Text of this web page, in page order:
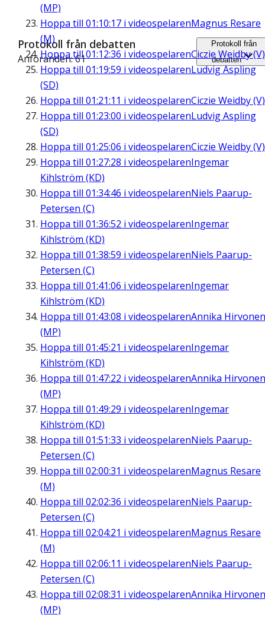
(MP)
Hoppa till 01:10:17 i videospelarenMagnus Resare
(M)
Hoppa till01:12:36 i videospelarenCiczie Weidby (V)
Hoppa till 01:19:59 i videospelarenLudvig Aspling
(SD)
Hoppa till 01:21:11 i videospelarenCiczie Weidby (V)
Hoppa till 01:23:00 i videospelarenLudvig Aspling
(SD)
Hoppa till 01:25:06 i videospelarenCiczie Weidby (V)
Hoppa till 01:27:28 i videospelarenIngemar
Kihlström (KD)
Hoppa till 01:34:46 i videospelarenNiels Paarup-
Petersen (C)
Hoppa till 01:36:52 i videospelarenIngemar
Kihlström (KD)
Hoppa till 01:38:59 i videospelarenNiels Paarup-
Petersen (C)
Hoppa till 01:41:06 i videospelarenIngemar
Kihlström (KD)
Hoppa till 01:43:08 i videospelarenAnnika Hirvonen
(MP)
Hoppa till 01:45:21 i videospelarenIngemar
Kihlström (KD)
Hoppa till 01:47:22 i videospelarenAnnika Hirvonen
(MP)
Hoppa till 01:49:29 i videospelarenIngemar
Kihlström (KD)
Hoppa till 01:51:33 i videospelarenNiels Paarup-
Petersen (C)
Hoppa till 02:00:31 i videospelarenMagnus Resare
(M)
Hoppa till 02:02:36 i videospelarenNiels Paarup-
Petersen (C)
Hoppa till 02:04:21 i videospelarenMagnus Resare
(M)
Hoppa till 02:06:11 i videospelarenNiels Paarup-
Petersen (C)
Hoppa till 02:08:31 i videospelarenAnnika Hirvonen
(MP)
Protokoll från debatten
Anföranden: 61
Protokoll från
debatten